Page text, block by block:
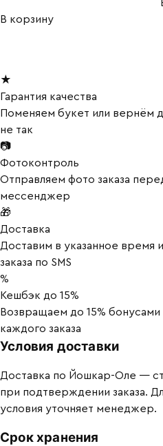
В корзину
★
Гарантия качества
Поменяем букет или вернём
не так
📷
Фотоконтроль
Отправляем фото заказа
мессенджер
🎁
Доставка
Доставим в указанное время
заказа по SMS
%
Кешбэк до 15%
Возвращаем до 15% бонусами
каждого заказа
Условия доставки
Доставка по Йошкар-Оле —
при подтверждении заказа.
условия уточняет менеджер.
Срок хранения